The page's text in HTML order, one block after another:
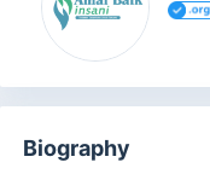
Biography